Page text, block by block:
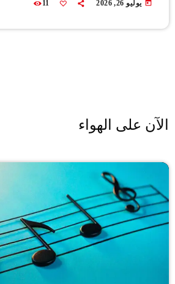
today يوليو 26, 2026 11
الآن على الهواء